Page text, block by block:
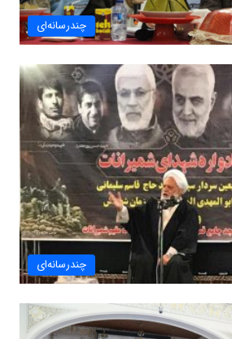
چندرسانه‌ای
چندرسانه‌ای